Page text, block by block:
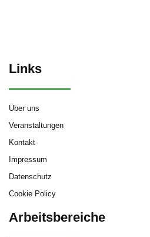
Links
Über uns
Veranstaltungen
Kontakt
Impressum
Datenschutz
Cookie Policy
Arbeitsbereiche